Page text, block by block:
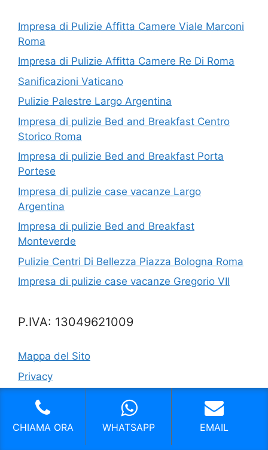
Impresa di Pulizie Affitta Camere Viale Marconi
Roma
Impresa di Pulizie Affitta Camere Re Di Roma
Sanificazioni Vaticano
Pulizie Palestre Largo Argentina
Impresa di pulizie Bed and Breakfast Centro
Storico Roma
Impresa di pulizie Bed and Breakfast Porta
Portese
Impresa di pulizie case vacanze Largo
Argentina
Impresa di pulizie Bed and Breakfast
Monteverde
Pulizie Centri Di Bellezza Piazza Bologna Roma
Impresa di pulizie case vacanze Gregorio VII
P.IVA: 13049621009
Mappa del Sito
Privacy
CHIAMA ORA WHATSAPP EMAIL